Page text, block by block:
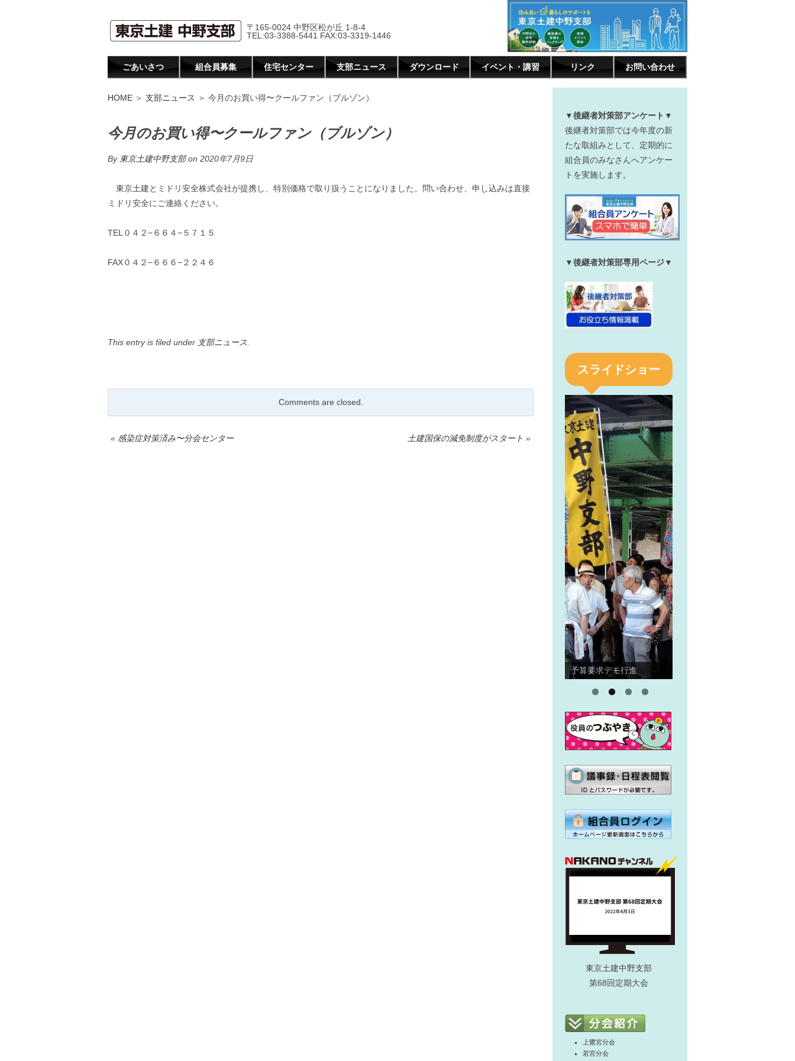
〒165-0024 中野区松が丘 1-8-4
TEL:03-3388-5441 FAX:03-3319-1446
ごあいさつ 組合員募集 住宅センター 支部ニュース ダウンロード イベント・講習 リンク お問い合わせ
HOME ＞ 支部ニュース ＞ 今月のお買い得〜クールファン（ブルゾン）
今月のお買い得〜クールファン（ブルゾン）
By 東京土建中野支部on 2020年7月9日
東京土建とミドリ安全株式会社が提携し、特別価格で取り扱うことになりました。問い合わせ、申し込みは直接
ミドリ安全にご連絡ください。
TEL０４２−６６４−５７１５
FAX０４２−６６６−２２４６
This entry is filed under 支部ニュース
Comments are closed.
« 感染症対策済み〜分会センター 土建国保の減免制度がスタート »
▼後継者対策部アンケート▼
後継者対策部では今年度の新
たな取組みとして、定期的に
組合員のみなさんへアンケー
トを実施します。
▼後継者対策部専用ページ▼
スライドショー
予算要求デモ行進
東京土建中野支部
第68回定期大会
上鷺宮分会
若宮分会